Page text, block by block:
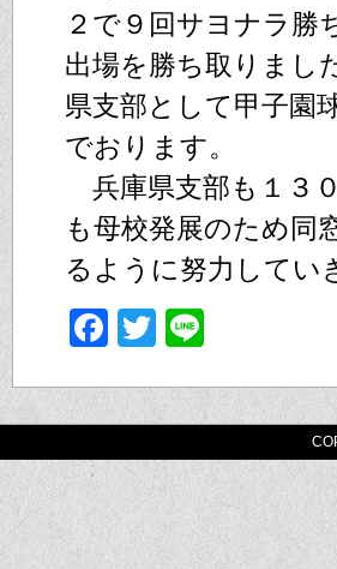
２で９回サヨナラ勝
出場を勝ち取りまし
県支部として甲子園
でおります。
兵庫県支部も１３
も母校発展のため同
るように努力してい
Facebook
Twitter